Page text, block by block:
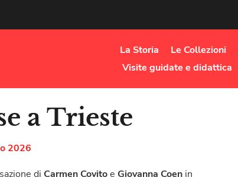
La Storia Le Collezioni
Visite guidate e didattica
a Trieste
2026
di Carmen Covitoe Giovanna Coen in